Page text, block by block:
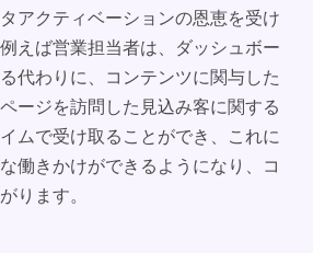
アクティベーションの恩恵を受け
えば営業担当者は、ダッシュボー
代わりに、コンテンツに関与した
ージを訪問した見込み客に関する
ムで受け取ることができ、これに
働きかけができるようになり、コ
ります。